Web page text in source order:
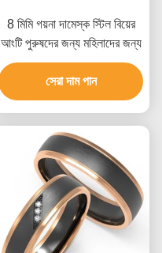
8 মিমি গয়না দামেস্ক স্টিল বিয়ের
আংটি পুরুষদের জন্য মহিলাদের জন্য
সেরা দাম পান